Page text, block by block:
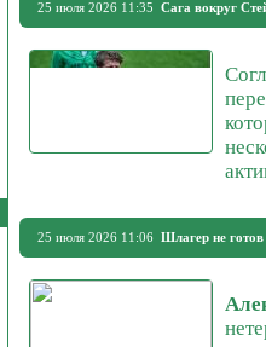
25 июля 2026 11:35 Сага вокруг
25 июля 2026 11:06 Шлагер не готов